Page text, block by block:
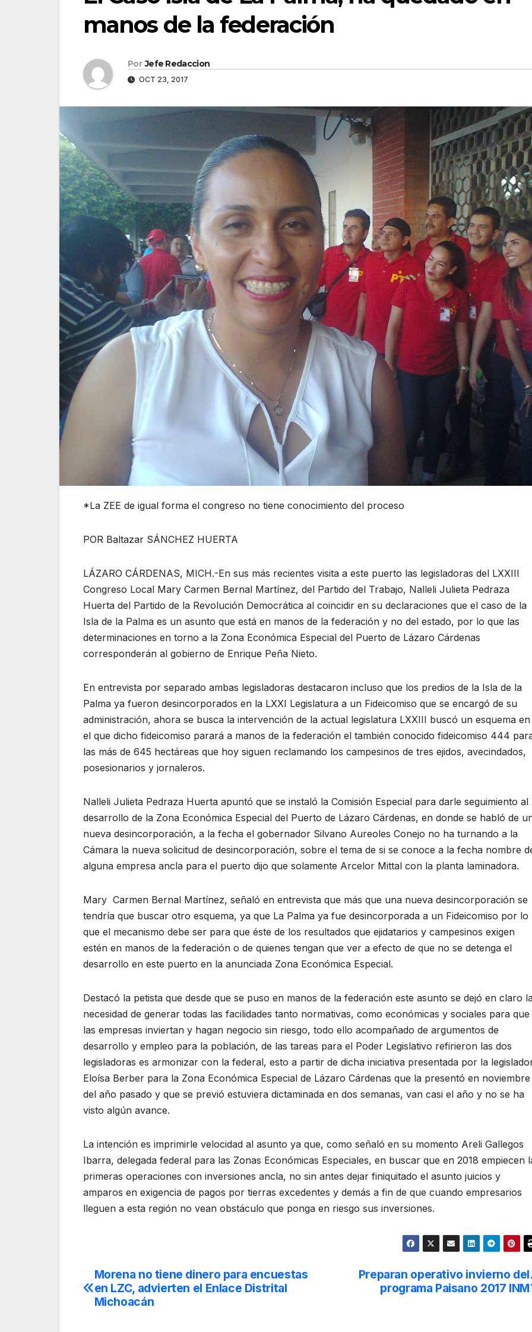
manos de la federación
Por Jefe Redaccion
OCT 23, 2017
*La ZEE de igual forma el congreso no tiene conocimiento del proceso
POR Baltazar SÁNCHEZ HUERTA
LÁZARO CÁRDENAS, MICH.-En sus más recientes visita a este puerto las legisladoras del LXXIII
Congreso Local Mary Carmen Bernal Martínez, del Partido del Trabajo, Nalleli Julieta Pedraza
Huerta del Partido de la Revolución Democrática al coincidir en su declaraciones que el caso de la
Isla de la Palma es un asunto que está en manos de la federación y no del estado, por lo que las
determinaciones en torno a la Zona Económica Especial del Puerto de Lázaro Cárdenas
corresponderán al gobierno de Enrique Peña Nieto.
En entrevista por separado ambas legisladoras destacaron incluso que los predios de la Isla de la
Palma ya fueron desincorporados en la LXXI Legislatura a un Fideicomiso que se encargó de su
administración, ahora se busca la intervención de la actual legislatura LXXIII buscó un esquema en
el que dicho fideicomiso parará a manos de la federación el también conocido fideicomiso 444
las más de 645 hectáreas que hoy siguen reclamando los campesinos de tres ejidos, avecindados,
posesionarios y jornaleros.
Nalleli Julieta Pedraza Huerta apuntó que se instaló la Comisión Especial para darle seguimiento al
desarrollo de la Zona Económica Especial del Puerto de Lázaro Cárdenas, en donde se habló de
nueva desincorporación, a la fecha el gobernador Silvano Aureoles Conejo no ha turnando a la
Cámara la nueva solicitud de desincorporación, sobre el tema de si se conoce a la fecha nombre
alguna empresa ancla para el puerto dijo que solamente Arcelor Mittal con la planta laminadora.
Mary Carmen Bernal Martínez, señaló en entrevista que más que una nueva desincorporación se
tendría que buscar otro esquema, ya que La Palma ya fue desincorporada a un Fideicomiso por lo
que el mecanismo debe ser para que éste de los resultados que ejidatarios y campesinos exigen
estén en manos de la federación o de quienes tengan que ver a efecto de que no se detenga el
desarrollo en este puerto en la anunciada Zona Económica Especial.
Destacó la petista que desde que se puso en manos de la federación este asunto se dejó en claro
necesidad de generar todas las facilidades tanto normativas, como económicas y sociales para que
las empresas inviertan y hagan negocio sin riesgo, todo ello acompañado de argumentos de
desarrollo y empleo para la población, de las tareas para el Poder Legislativo refirieron las dos
legisladoras es armonizar con la federal, esto a partir de dicha iniciativa presentada por la
Eloísa Berber para la Zona Económica Especial de Lázaro Cárdenas que la presentó en noviembre
del año pasado y que se previó estuviera dictaminada en dos semanas, van casi el año y no se ha
visto algún avance.
La intención es imprimirle velocidad al asunto ya que, como señaló en su momento Areli Gallegos
Ibarra, delegada federal para las Zonas Económicas Especiales, en buscar que en 2018 empiecen
primeras operaciones con inversiones ancla, no sin antes dejar finiquitado el asunto juicios y
amparos en exigencia de pagos por tierras excedentes y demás a fin de que cuando empresarios
lleguen a esta región no vean obstáculo que ponga en riesgo sus inversiones.
Navegación
de
Preparan operativo invierno del
programa Paisano 2017 INM
Morena no tiene dinero para encuestas
en LZC, advierten el Enlace Distrital
Michoacán